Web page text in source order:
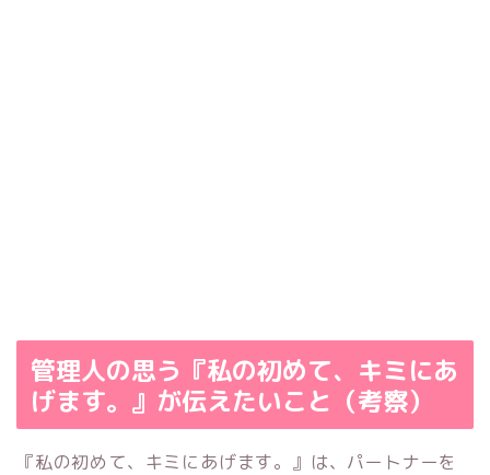
管理人の思う『私の初めて、キミにあ
げます。』が伝えたいこと（考察）
『私の初めて、キミにあげます。』は、パートナーを